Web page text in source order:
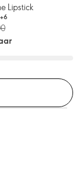
Lipstick
+6